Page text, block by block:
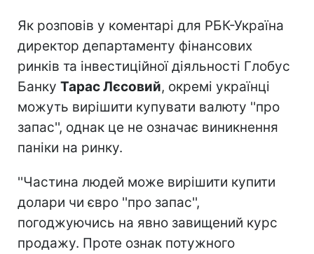
Як розповів у коментарі для РБК-Україна
директор департаменту фінансових
ринків та інвестиційної діяльності Глобус
Банку Тарас Лєсовий, окремі українці
можуть вирішити купувати валюту ''про
запас'', однак це не означає виникнення
паніки на ринку.
''Частина людей може вирішити купити
долари чи євро ''про запас'',
погоджуючись на явно завищений курс
продажу. Проте ознак потужного